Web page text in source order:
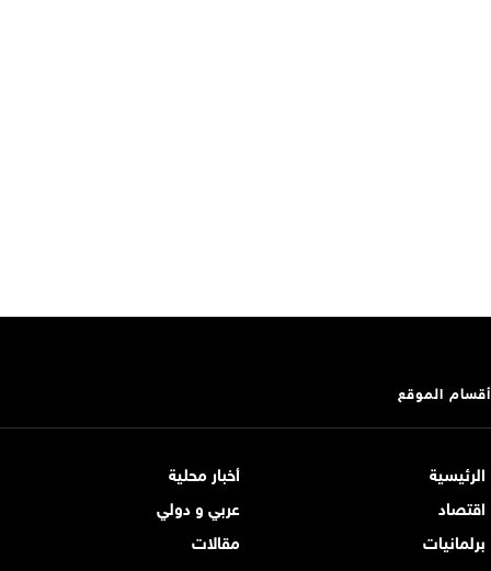
أقسام الموقع
الرئيسية
أخبار محلية
اقتصاد
عربي و دولي
برلمانيات
مقالات